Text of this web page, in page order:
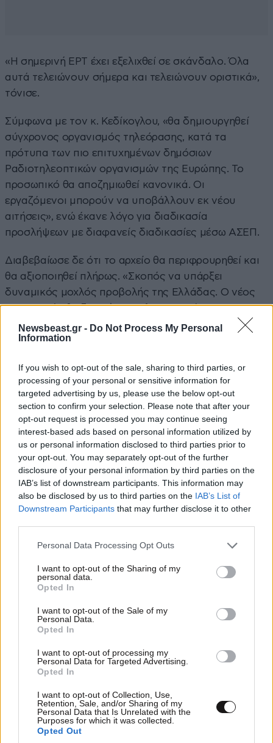
Newsbeast.gr - Do Not Process My Personal
Information
If you wish to opt-out of the sale, sharing to third parties, or
processing of your personal or sensitive information for
targeted advertising by us, please use the below opt-out
section to confirm your selection. Please note that after your
opt-out request is processed you may continue seeing
interest-based ads based on personal information utilized by
us or personal information disclosed to third parties prior to
your opt-out. You may separately opt-out of the further
disclosure of your personal information by third parties on the
IAB’s list of downstream participants. This information may
also be disclosed by us to third parties on the IAB’s List of
Downstream Participants that may further disclose it to other
Please note that this website/app uses one or more Google
not limited to your visit or usage behaviour. You may click to
grant or deny consent to Google and its third-party tags to
use your data for below specified purposes in below Google
consent section.
Personal Data Processing Opt Outs
I want to opt-out of the Sharing of my
personal data.
Opted In
I want to opt-out of the Sale of my
Personal Data.
Opted In
I want to opt-out of processing my
Personal Data for Targeted Advertising.
Opted In
I want to opt-out of Collection, Use,
Retention, Sale, and/or Sharing of my
Personal Data that Is Unrelated with the
Purposes for which it was collected.
Opted Out
«Η σημερινή ΕΡΤ έχει εξελιχθεί σε σκάνδαλο. Όλα
αυτά τελειώνουν σήμερα και τελειώνουν οριστικά»,
τόνισε.
Σύμφωνα με τον κ. Κεδίκογλου, «θα δημιουργηθεί
σύγχρονος οργανισμός τηλεόρασης, κατά τα
πρότυπα των πιο επιτυχημένων δημόσιων
Ραδιοτηλεοπτικών οργανισμών της Ευρώπης. Το
προσωπικό θα αποζημιωθεί κανονικά. Οι
εργαζόμενοι μπορούν να υποβάλλουν εκ νέου
αιτήσεις», ενώ έκανε λόγο για διαδικασία
προσλήψεων με διαφανείς διαδικασίες μέσω ΑΣΕΠ.
Διαβεβαίωσε δε ότι το αρχείο θα περιφρουρηθεί και
θα αξιοποιηθεί πλήρως. «Σκοπός να υπάρξει
δυναμικός μοχλός προβολής της Ελλάδας. Ο νέος
οργανισμός θα ξεκινήσει να λειτουργεί το
συντομότερο. Μέχρι τότε οι πολίτες δεν θα
πληρώνουν το χαράτσι που πληρώνουν ως σήμερα»,
Ο κυβερνητικός εκπρόσωπος έκανε λόγο για «ιερές
αγελάδες που παραμένουν άθικτες»,
υπογραμμίζοντας ότι «δεν μπορούμε να ανεχόμαστε
θύλακες αδιαφάνειας και δημόσιας σπατάλης».
«Την ΕΡΤ την πληρώνει ο Ελληνικός λαός με το
χαράτσι στους λογαριασμούς ηλεκτρικού: γύρω στα
300 εκατομμύρια το χρόνο», είπε, μεταξύ άλλων,
αναφέροντας ότι έχει «τετραπλάσιο ως εξαπλάσιο
«Η κυβέρνηση αποφάσισε να κλείσει την ΕΡΤ. Με το
απόφαση σταματούν οι μεταδόσεις της ΕΡΤ μετά
την ολοκλήρωση του προγράμματος σήμερα το
σύγχρονος, δημόσιος – αλλά όχι κρατικός, ούτε
κομματικά ελεγχόμενος – Οργανισμός
Ραδιοτηλεόρασης», επισήμανε ο κ. Κεδίκογλου.
Η ανακοίνωση για το λουκέτο